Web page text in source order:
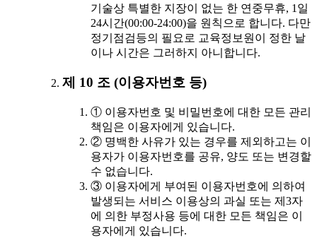
기술상 특별한 지장이 없는 한 연중무휴, 1일
24시간(00:00-24:00)을 원칙으로 합니다. 다만
정기점검등의 필요로 교육정보원이 정한 날
이나 시간은 그러하지 아니합니다.
제 10 조 (이용자번호 등)
① 이용자번호 및 비밀번호에 대한 모든 관리
책임은 이용자에게 있습니다.
② 명백한 사유가 있는 경우를 제외하고는 이
용자가 이용자번호를 공유, 양도 또는 변경할
수 없습니다.
③ 이용자에게 부여된 이용자번호에 의하여
발생되는 서비스 이용상의 과실 또는 제3자
에 의한 부정사용 등에 대한 모든 책임은 이
용자에게 있습니다.